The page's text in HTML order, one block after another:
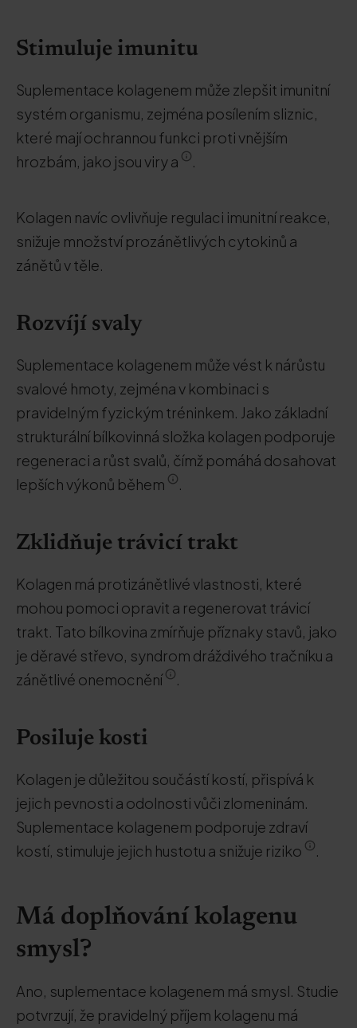
Stimuluje imunitu
Suplementace kolagenem může zlepšit imunitní
systém organismu, zejména posílením sliznic,
které mají ochrannou funkci proti vnějším
hrozbám, jako jsou viry a
Kolagen navíc ovlivňuje regulaci imunitní reakce,
snižuje množství prozánětlivých cytokinů a
zánětů v těle.
Rozvíjí svaly
Suplementace kolagenem může vést k nárůstu
svalové hmoty, zejména v kombinaci s
pravidelným fyzickým tréninkem. Jako základní
strukturální bílkovinná složka kolagen podporuje
regeneraci a růst svalů, čímž pomáhá dosahovat
lepších výkonů během
Zklidňuje trávicí trakt
Kolagen má protizánětlivé vlastnosti, které
mohou pomoci opravit a regenerovat trávicí
trakt. Tato bílkovina zmírňuje příznaky stavů, jako
je děravé střevo, syndrom dráždivého tračníku a
zánětlivé onemocnění
Posiluje kosti
Kolagen je důležitou součástí kostí, přispívá k
jejich pevnosti a odolnosti vůči zlomeninám.
Suplementace kolagenem podporuje zdraví
kostí, stimuluje jejich hustotu a snižuje riziko
Má doplňování kolagenu
smysl?
Ano, suplementace kolagenem má smysl. Studie
potvrzují, že pravidelný příjem kolagenu má